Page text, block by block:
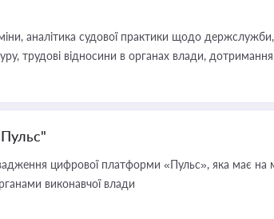
аналітика судової практики щодо держслужби,
трудові відносини в органах влади,
цифрової платформи «Пульс», яка має на
виконавчої влади